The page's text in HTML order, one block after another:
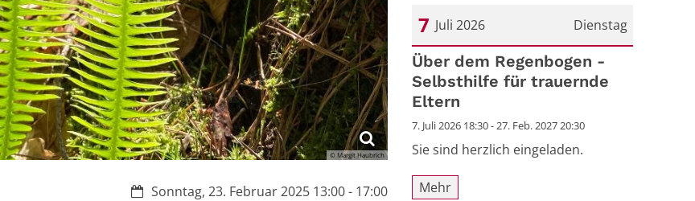
© Margit Haubrich
Datum:Sonntag, 23. Februar 2025 13:00 - 17:00
Dienstag
7 Juli 2026
Datum: 7. Juli 2026
Über dem Regenbogen -
Selbsthilfe für trauernde
Eltern
7. Juli 2026 18:30 - 27. Feb. 2027 20:30
Sie sind herzlich eingeladen.
Mehr